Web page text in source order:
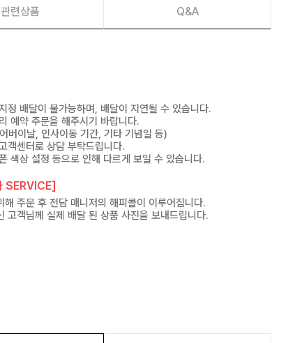
관련상품 Q&A
정 배달이 불가능하며, 배달이 지연될 수 있습니다.
예약 주문을 해주시기 바랍니다.
버이날, 인사이동 기간, 기타 기념일 등)
객센터로 상담 부탁드립니다.
색상 설정 등으로 인해 다르게 보일 수 있습니다.
SERVICE]
주문 후 전담 매니저의 해피콜이 이루어집니다.
고객님께 실제 배달 된 상품 사진을 보내드립니다.